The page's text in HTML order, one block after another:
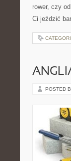
rower, czy
Ci jeździć
POSTED